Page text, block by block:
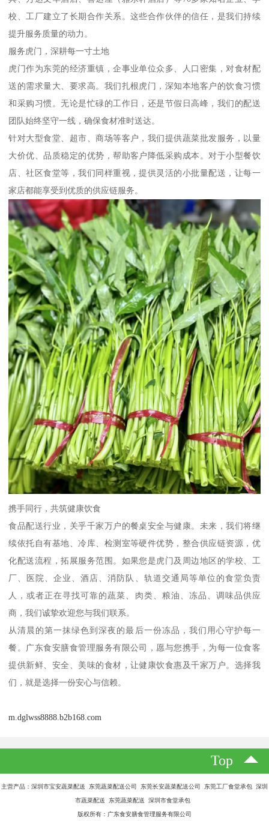
校、工厂建立了长期合作关系。这些合作伙伴的信任，是我们持续
提升服务质量的动力。
服务虎门，深耕每一寸土地
虎门作为东莞的经济重镇，企事业单位众多、人口密集，对食材配
送的需求量大、要求高。我们扎根虎门，深知本地客户的饮食习惯
和采购习惯。无论是忙碌的工作日，还是节假日高峰，我们的配送
团队始终坚守一线，确保食材准时送达。
针对大型食堂、超市、商场等客户，我们提供蔬菜批发服务，以量
大价优、品质稳定的优势，帮助客户降低采购成本。对于小型餐饮
店、社区食堂等，我们同样重视，提供灵活的小批量配送，让每一
家店都能享受到优质的供应链服务。
携手同行，共筑健康饮食
食品配送行业，关乎千家万户的餐桌安全与健康。未来，我们将继
续依托自有基地、冷库、检测室等硬件优势，整合供应链资源，优
化配送流程，拓展服务范围。如果您是虎门及周边地区的学校、工
厂、医院、企业、酒店、消防队、轨道交通局等单位的食堂负责
人，或者正在寻找可靠的蔬菜、肉类、粮油、冻品、调味品供应
商，我们诚挚欢迎您与我们联系。
从清晨的第一抹绿色到深夜的最后一份冻品，我们用心守护每一
餐。广东食安膳食管理服务有限公司，愿与您携手，为每一位食客
提供新鲜、安全、美味的食材，让健康饮食惠及千家万户。选择我
们，就是选择一份安心与信赖。
m.dglwss8888.b2b168.com
Top
主营产品：深圳市宝安蔬菜配送 东莞蔬菜配送公司 东莞长安蔬菜配送公司 东莞工厂食堂承包 深圳
市蔬菜配送 东莞蔬菜配送 深圳市食堂承包
版权所有：广东食安膳食管理服务有限公司